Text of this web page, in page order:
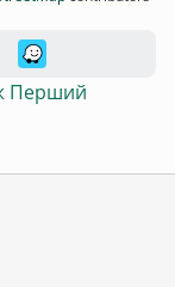
Перший